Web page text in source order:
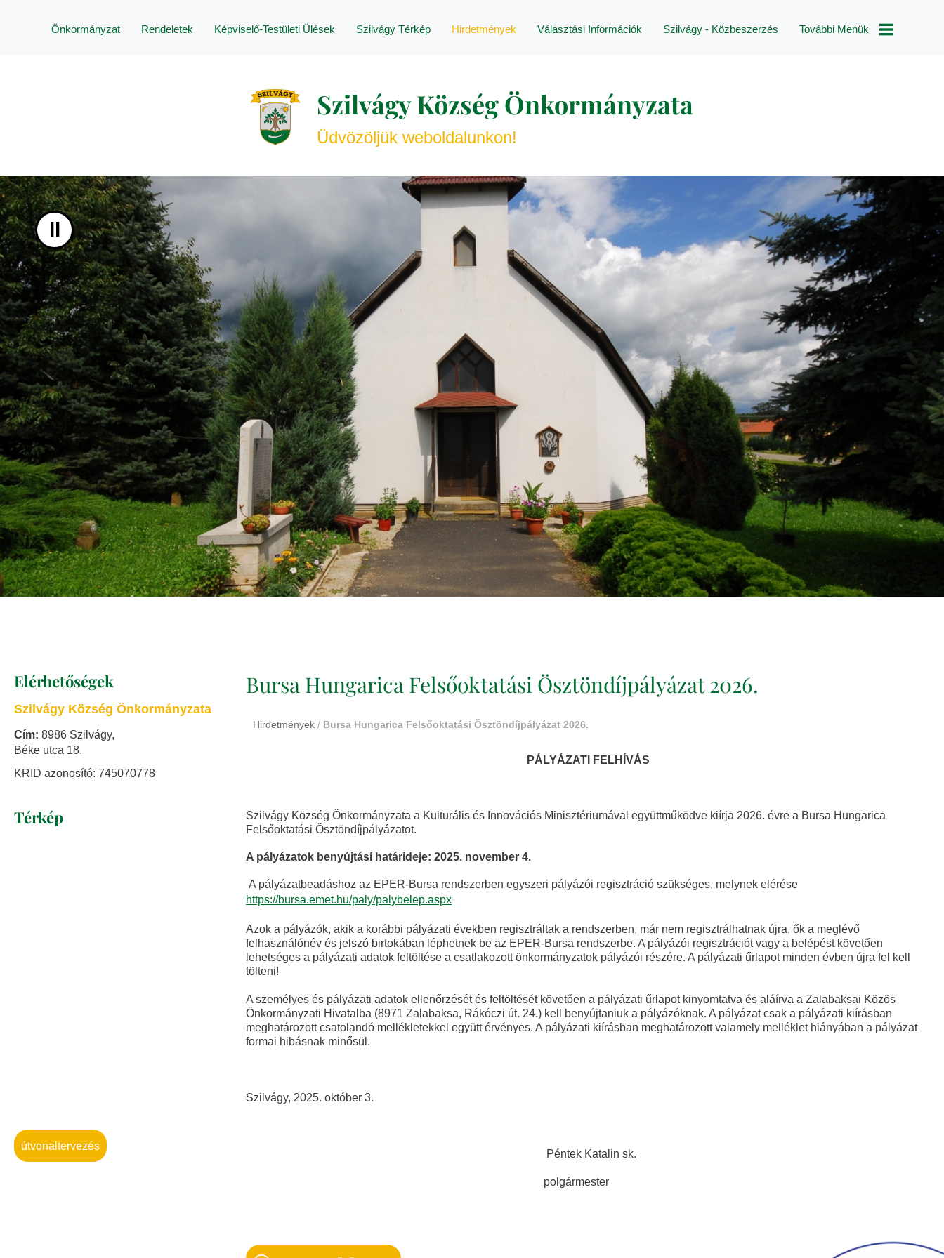
Önkormányzat Rendeletek Képviselő-Testületi Ülések Szilvágy Térkép Hirdetmények Választási Információk Szilvágy - Közbeszerzés További Menük
Rendelet
Módosítás
Pályázatok
Választások
Szilvágy
Körzeti Megbízott
Egészségügy
Óvoda
Szilvágy Község Önkormányzata
Üdvözöljük weboldalunkon!
II
Elérhetőségek
Szilvágy Község Önkormányzata
Cím: 8986 Szilvágy,
Béke utca 18.
KRID azonosító: 745070778
Térkép
útvonaltervezés
Bursa Hungarica Felsőoktatási Ösztöndíjpályázat 2026.
Hirdetmények / Bursa Hungarica Felsőoktatási Ösztöndíjpályázat 2026.
PÁLYÁZATI FELHÍVÁS
Szilvágy Község Önkormányzata a Kulturális és Innovációs Minisztériumával együttműködve kiírja 2026. évre a Bursa Hungarica
Felsőoktatási Ösztöndíjpályázatot.
A pályázatok benyújtási határideje: 2025. november 4.
A pályázatbeadáshoz az EPER-Bursa rendszerben egyszeri pályázói regisztráció szükséges, melynek elérése
https://bursa.emet.hu/paly/palybelep.aspx
Azok a pályázók, akik a korábbi pályázati években regisztráltak a rendszerben, már nem regisztrálhatnak újra, ők a meglévő
felhasználónév és jelszó birtokában léphetnek be az EPER-Bursa rendszerbe. A pályázói regisztrációt vagy a belépést követően
lehetséges a pályázati adatok feltöltése a csatlakozott önkormányzatok pályázói részére. A pályázati űrlapot minden évben újra fel kell
tölteni!
A személyes és pályázati adatok ellenőrzését és feltöltését követően a pályázati űrlapot kinyomtatva és aláírva a Zalabaksai Közös
Önkormányzati Hivatalba (8971 Zalabaksa, Rákóczi út. 24.) kell benyújtaniuk a pályázóknak. A pályázat csak a pályázati kiírásban
meghatározott csatolandó mellékletekkel együtt érvényes. A pályázati kiírásban meghatározott valamely melléklet hiányában a pályázat
formai hibásnak minősül.
Szilvágy, 2025. október 3.
Péntek Katalin sk.
polgármester